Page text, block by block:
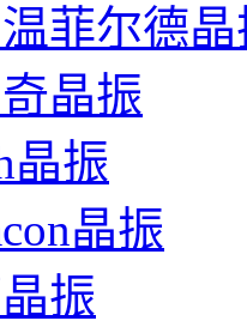
菲尔德晶
晶振
晶振
晶振
振